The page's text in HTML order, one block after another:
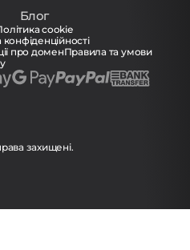
Блог
cookie
конфіденційності
про доменПравила та умови
захищені.